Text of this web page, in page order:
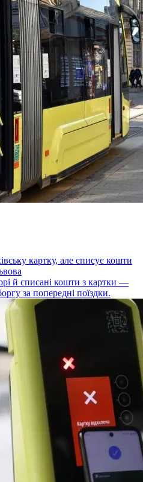
картку, але списує кошти
й списані кошти з картки —
за попередні поїздки.